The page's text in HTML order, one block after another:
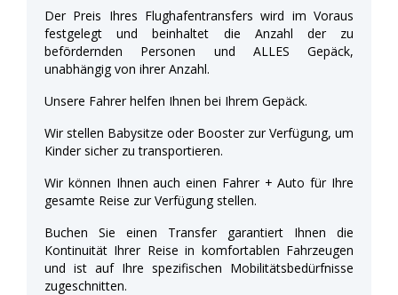
Der Preis Ihres Flughafentransfers wird im Voraus
festgelegt und beinhaltet die Anzahl der zu
befördernden Personen und ALLES Gepäck,
unabhängig von ihrer Anzahl.
Unsere Fahrer helfen Ihnen bei Ihrem Gepäck.
Wir stellen Babysitze oder Booster zur Verfügung, um
Kinder sicher zu transportieren.
Wir können Ihnen auch einen Fahrer + Auto für Ihre
gesamte Reise zur Verfügung stellen.
Buchen Sie einen Transfer garantiert Ihnen die
Kontinuität Ihrer Reise in komfortablen Fahrzeugen
und ist auf Ihre spezifischen Mobilitätsbedürfnisse
zugeschnitten.